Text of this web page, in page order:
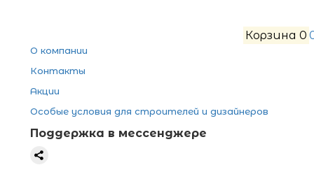
Корзина 0
О компании
Контакты
Акции
Особые условия для строителей и дизайнеров
Поддержка в мессенджере